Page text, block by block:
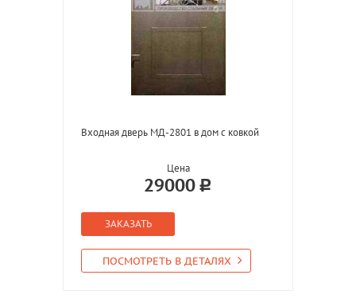
Входная дверь МД-2801 в дом с ковкой
Цена
29000
ЗАКАЗАТЬ
ПОСМОТРЕТЬ В ДЕТАЛЯХ